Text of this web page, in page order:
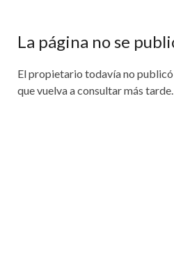
La página no se
El propietario todavía no
que vuelva a consultar más tarde.